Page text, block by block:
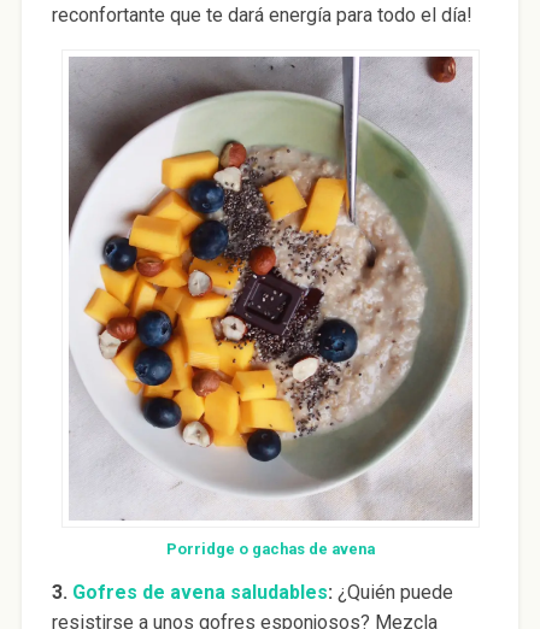
reconfortante que te dará energía para todo el día!
Porridge o gachas de avena
3. Gofres de avena saludables: ¿Quién puede
resistirse a unos gofres esponjosos? Mezcla